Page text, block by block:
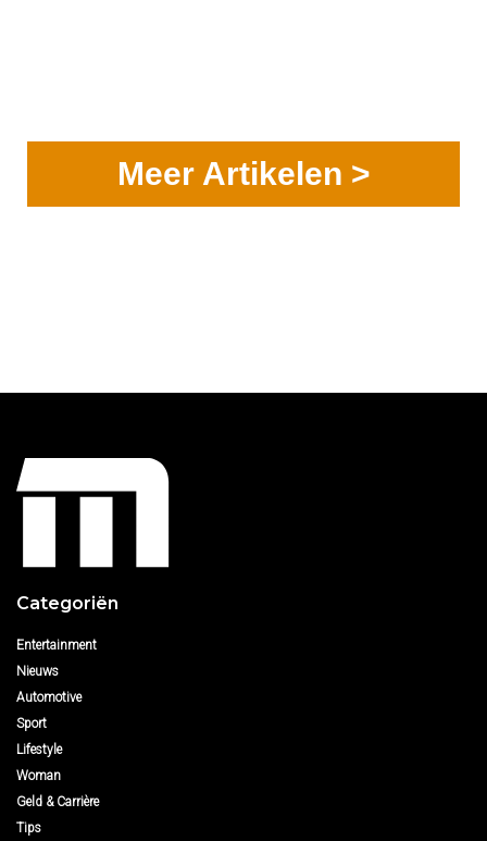
Meer Artikelen >
Categoriën
Entertainment
Nieuws
Automotive
Sport
Lifestyle
Woman
Geld & Carrière
Tips